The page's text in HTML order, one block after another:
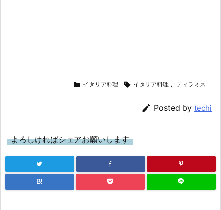
 イタリア料理  イタリア料理 , ティラミス
 Posted by techi
よろしければシェアお願いします
B!